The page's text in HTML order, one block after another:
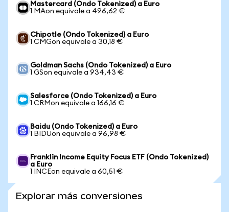
Mastercard (Ondo Tokenized) a Euro
1 MAon equivale a 496,62 €
Chipotle (Ondo Tokenized) a Euro
1 CMGon equivale a 30,18 €
Goldman Sachs (Ondo Tokenized) a Euro
1 GSon equivale a 934,43 €
Salesforce (Ondo Tokenized) a Euro
1 CRMon equivale a 166,16 €
Baidu (Ondo Tokenized) a Euro
1 BIDUon equivale a 96,98 €
Franklin Income Equity Focus ETF (Ondo Tokenized)
a Euro
1 INCEon equivale a 60,51 €
Explorar más conversiones